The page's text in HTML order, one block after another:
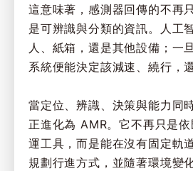
這意味著，感測器回傳的不再
是可辨識與分類的資訊。人工
人、紙箱，還是其他設備；一
系統便能決定該減速、繞行，
當定位、辨識、決策與能力同
正進化為 AMR。它不再只是
運工具，而是能在沒有固定軌
規劃行進方式，並隨著環境變